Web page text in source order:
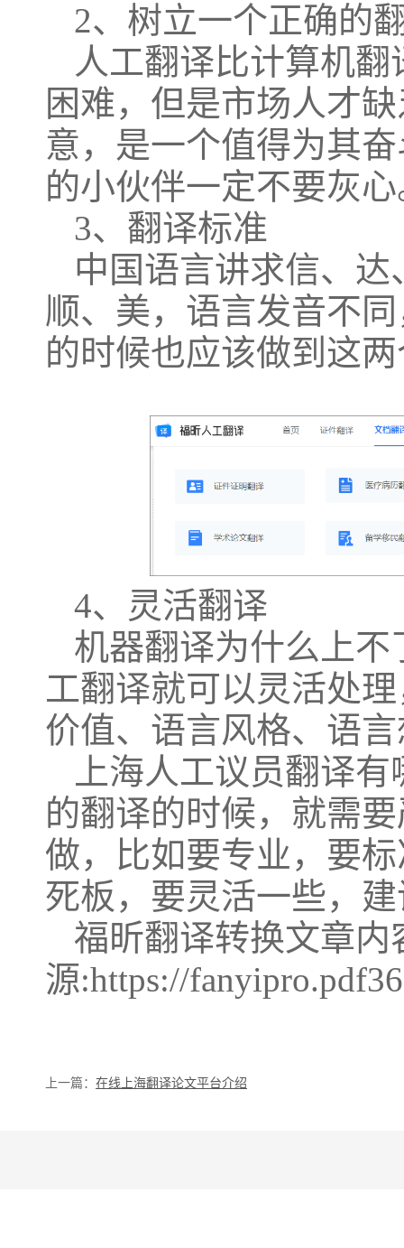
2、树立一个正确的
人工翻译比计算机
困难，但是市场人才
意，是一个值得为其
的小伙伴一定不要灰
3、翻译标准
中国语言讲求信、
顺、美，语言发音不
的时候也应该做到这
4、灵活翻译
机器翻译为什么上
工翻译就可以灵活处
价值、语言风格、语
上海人工议员翻译
的翻译的时候，就需
做，比如要专业，要
死板，要灵活一些，
福昕翻译转换文章内
源:https://
上一篇： 在线上海翻译论文平台介绍